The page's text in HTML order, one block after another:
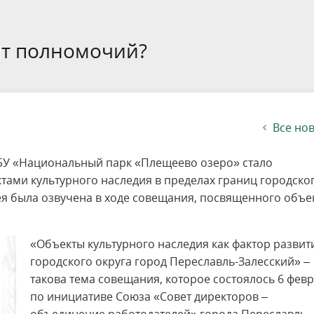
парка
карта
на озере Зоны для парусного спорта
саженцев
карта
Интерактивная карта
полномочий?
Все
«Национальный парк «Плещеево озеро» стало
культурного наследия в пределах границ
была озвучена в ходе совещания, посвященного
«Объекты культурного наследия как фактор
городского округа город Переславль-Залесский» –
такова тема совещания, которое состоялось 6
по инициативе Союза «Совет директоров –